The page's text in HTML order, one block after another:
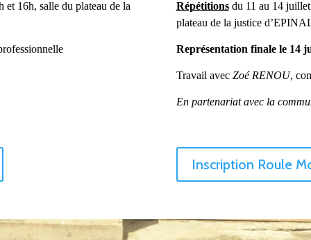
et 16h,salle du plateau de la Répétitionsdu 11 au 14 juillet
plateau de la justice
Représentation finale le 14
Travail avec Zoé RENOU, co
En partenariat avec la
Inscription Roule